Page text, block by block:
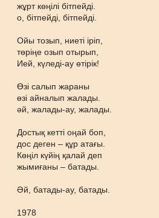
жұрт көңілі бітпейді.
о, бітпейді, бітпейді.
Ойы тозып, ниеті іріп,
төріңе озып отырып,
Ией, күледі-ау өтірік!
Өзі салып жараны
өзі айналып жалады.
әй, жалады-ау, жалады.
Достық кетті оңай боп,
дос деген – құр атағы.
Көңіл күйің қалай деп
жымиғаны – батады.
Әй, батады-ау, батады.
1978